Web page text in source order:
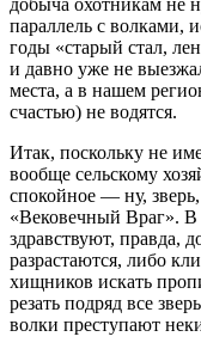
добыча охотникам не
параллель с волками,
годы «старый стал,
и давно уже не
места, а в нашем
счастью) не водятся.
Итак, поскольку не
вообще сельскому
спокойное — ну,
«Вековечный Враг». В
здравствуют, правда,
разрастаются, либо
хищников искать
резать подряд все
волки преступают